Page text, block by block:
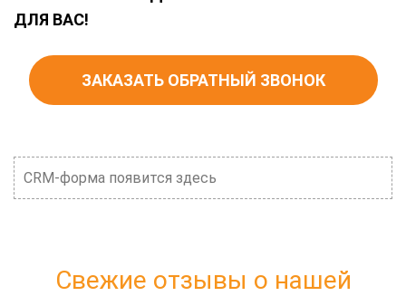
CRM-форма появится здесь
ДЛЯ ВАС!
ЗАКАЗАТЬ ОБРАТНЫЙ ЗВОНОК
Свежие отзывы о нашей